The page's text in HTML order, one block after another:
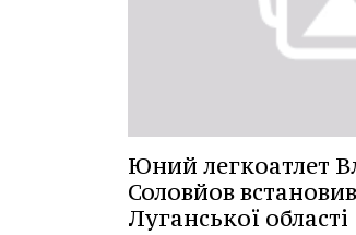
Юний легкоатлет
Соловйов
Луганської області